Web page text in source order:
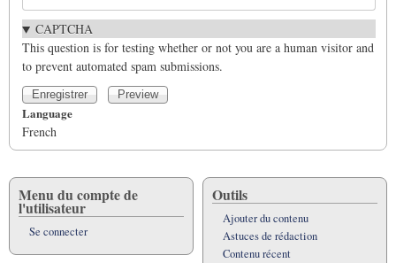
CAPTCHA
This question is for testing whether or not you are a human visitor and
to prevent automated spam submissions.
Language
French
Menu du compte de
l'utilisateur
Se connecter
Outils
Ajouter du contenu
Astuces de rédaction
Contenu récent